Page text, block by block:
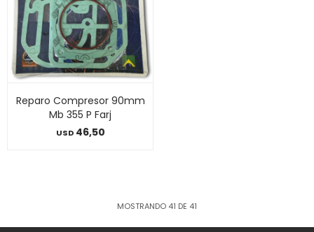
Reparo Compresor 90mm
Mb 355 P Farj
USD 46,50
MOSTRANDO 41 DE 41